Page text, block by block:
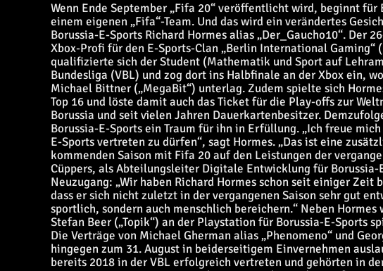
Wenn Ende September „Fifa 20“ veröffentlicht wird, beginnt
einem eigenen „Fifa“-Team. Und das wird ein verändertes
Borussia-E-Sports Richard Hormes alias „Der_Gaucho10“. Der
Xbox-Profi für den E-Sports-Clan „Berlin International Gaming“
qualifizierte sich der Student (Mathematik und Sport auf
Bundesliga (VBL) und zog dort ins Halbfinale an der Xbox ein,
Michael Bittner („MegaBit“) unterlag. Zudem spielte sich
Top 16 und löste damit auch das Ticket für die Play-offs zur
Borussia und seit vielen Jahren Dauerkartenbesitzer.
Borussia-E-Sports ein Traum für ihn in Erfüllung. „Ich freue
E-Sports vertreten zu dürfen“, sagt Hormes. „Das ist eine
kommenden Saison mit Fifa 20 auf den Leistungen der
Cüppers, als Abteilungsleiter Digitale Entwicklung für Borussia-
Neuzugang: „Wir haben Richard Hormes schon seit einiger
dass er sich nicht zuletzt in der vergangenen Saison sehr gut
sportlich, sondern auch menschlich bereichern.“ Neben Hormes
Stefan Beer („Topik“) an der Playstation für Borussia-E-Sports
Die Verträge von Michael Gherman alias „Phenomeno“ und
hingegen zum 31. August in beiderseitigem Einvernehmen
bereits 2018 in der VBL erfolgreich vertreten und gehörten in